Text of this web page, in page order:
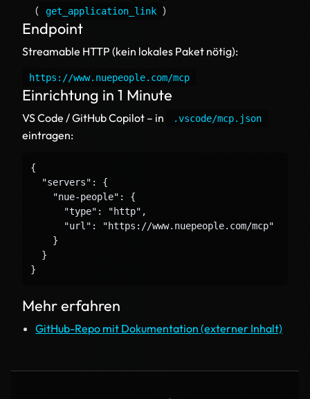
(
get_application_link )
Endpoint
Streamable HTTP (kein lokales Paket nötig):
https://www.nuepeople.com/mcp
Einrichtung in 1 Minute
VS Code / GitHub Copilot – in .vscode/mcp.json
eintragen:
{
  "servers": {
    "nue-people": {
      "type": "http",
      "url": "https://www.nuepeople.com/mcp"
    }
  }
}
Mehr erfahren
GitHub-Repo mit Dokumentation (externer Inhalt)